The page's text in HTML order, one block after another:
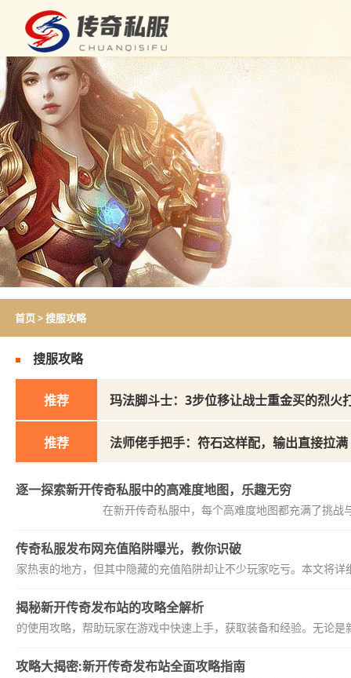
首页>搜服攻略
搜服攻略
推荐 玛法脚斗士：3步位移让战士重金买的烈火
推荐 法师佬手把手：符石这样配，输出直接拉满
逐一探索新开传奇私服中的高难度地图，乐趣无穷
在新开传奇私服中，每个高难度地图都充满了挑
传奇私服发布网充值陷阱曝光，教你识破
玩家热衷的地方，但其中隐藏的充值陷阱却让不少玩家吃亏。本文将
揭秘新开传奇发布站的攻略全解析
站的使用攻略，帮助玩家在游戏中快速上手，获取装备和经验。无论
攻略大揭密:新开传奇发布站全面攻略指南